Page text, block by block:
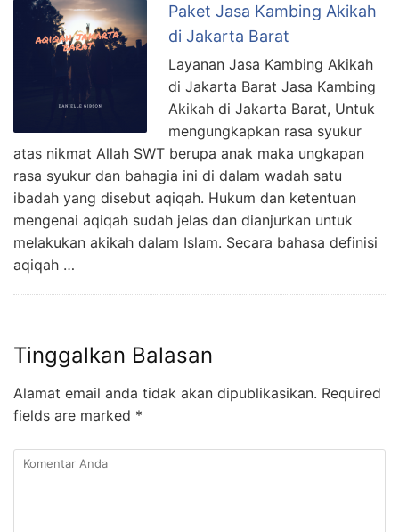
Paket Jasa Kambing Akikah
di Jakarta Barat
Layanan Jasa Kambing Akikah
di Jakarta Barat Jasa Kambing
Akikah di Jakarta Barat, Untuk
mengungkapkan rasa syukur
atas nikmat Allah SWT berupa anak maka ungkapan
rasa syukur dan bahagia ini di dalam wadah satu
ibadah yang disebut aqiqah. Hukum dan ketentuan
mengenai aqiqah sudah jelas dan dianjurkan untuk
melakukan akikah dalam Islam. Secara bahasa definisi
aqiqah …
Tinggalkan Balasan
Alamat email anda tidak akan dipublikasikan. Required
fields are marked *